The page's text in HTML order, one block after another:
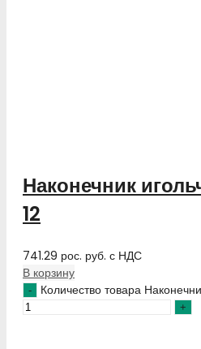
Наконечник
12
741.29 рос. руб. с НДС
В корзину
Количество товара